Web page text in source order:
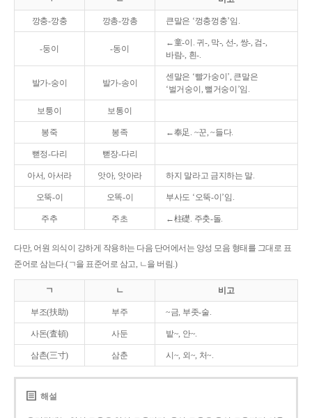
깡충-깡충 깡총-깡총 큰말은 ‘껑충껑충’임.
-둥이 -동이
←童-이. 귀-, 막-, 선-, 쌍-, 검-,
바람-, 흰-.
발가-숭이 발가-송이
센말은 ‘빨가숭이’, 큰말은
‘벌거숭이, 뻘거숭이’임.
보퉁이 보통이
봉죽 봉족 ←奉足. ~꾼, ~들다.
뻗정-다리 뻗장-다리
아서, 아서라 앗아, 앗아라 하지 말라고 금지하는 말.
오뚝-이 오똑-이 부사도 ‘오뚝-이’임.
주추 주초 ←柱礎. 주춧-돌.
다만, 어원 의식이 강하게 작용하는 다음 단어에서는 양성 모음 형태를 그대로 표
준어로 삼는다.(ㄱ을 표준어로 삼고, ㄴ을 버림.)
ㄱ ㄴ 비고
부조(扶助) 부주 ~금, 부좃-술.
사돈(査頓) 사둔 밭~, 안~.
삼촌(三寸) 삼춘 시~, 외~, 처~.
해설